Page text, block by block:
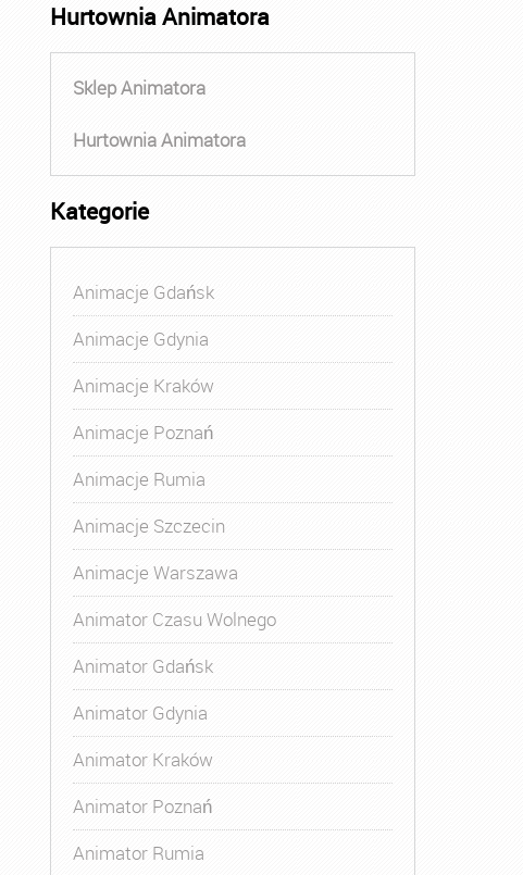
Hurtownia Animatora
Sklep Animatora
Hurtownia Animatora
Kategorie
Animacje Gdańsk
Animacje Gdynia
Animacje Kraków
Animacje Poznań
Animacje Rumia
Animacje Szczecin
Animacje Warszawa
Animator Czasu Wolnego
Animator Gdańsk
Animator Gdynia
Animator Kraków
Animator Poznań
Animator Rumia